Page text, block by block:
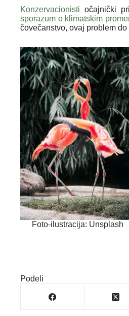
Konzervacionisti očajnički
sporazum o klimatskim
čovečanstvo, ovaj problem
Foto-ilustracija: Unsplash
Podeli